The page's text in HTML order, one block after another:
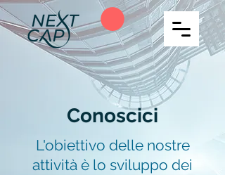
Conoscici
L'obiettivo delle nostre
attività è lo sviluppo dei